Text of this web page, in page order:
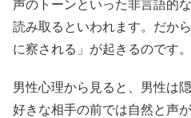
声のトーンといった非言語的
読み取るといわれます。だか
に察される」が起きるのです。
男性心理から見ると、男性は
好きな相手の前では自然と声